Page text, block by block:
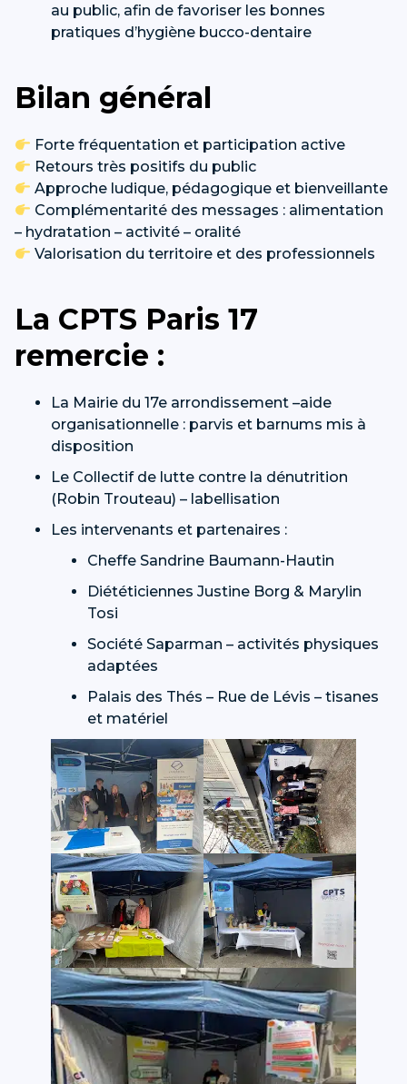
au public, afin de favoriser les bonnes
pratiques d’hygiène bucco-dentaire
Bilan général
Forte fréquentation et participation active
Retours très positifs du public
Approche ludique, pédagogique et bienveillante
Complémentarité des messages : alimentation
– hydratation – activité – oralité
Valorisation du territoire et des professionnels
La CPTS Paris 17
remercie :
La Mairie du 17e arrondissement –aide
organisationnelle : parvis et barnums mis à
disposition
Le Collectif de lutte contre la dénutrition
(Robin Trouteau) – labellisation
Les intervenants et partenaires :
Cheffe Sandrine Baumann-Hautin
Diététiciennes Justine Borg & Marylin
Tosi
Société Saparman – activités physiques
adaptées
Palais des Thés – Rue de Lévis – tisanes
et matériel